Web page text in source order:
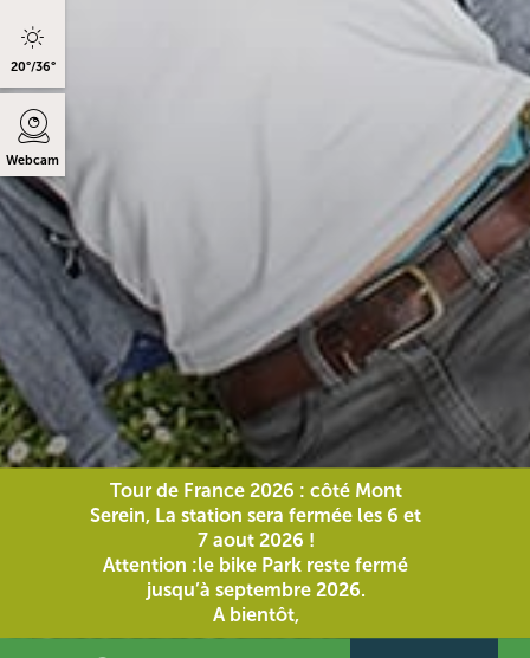
20°/36°
Webcam
Tour de France 2026 : côté Mont
Serein, La station sera fermée les 6 et
7 aout 2026 !
Attention :le bike Park reste fermé
jusqu’à septembre 2026.
A bientôt,